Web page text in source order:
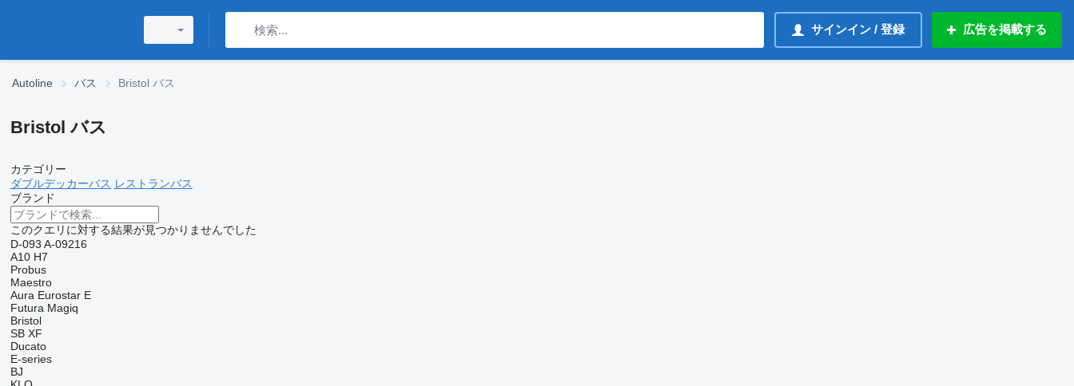
サインイン / 登録 広告を掲載する
Autoline バス Bristol バス
Bristol バス
カテゴリー
ダブルデッカーバス レストランバス
ブランド
このクエリに対する結果が見つかりませんでした
D-093 A-09216
A10 H7
Probus
Maestro
Aura Eurostar E
Futura Magiq
Bristol
SB XF
Ducato
E-series
BJ